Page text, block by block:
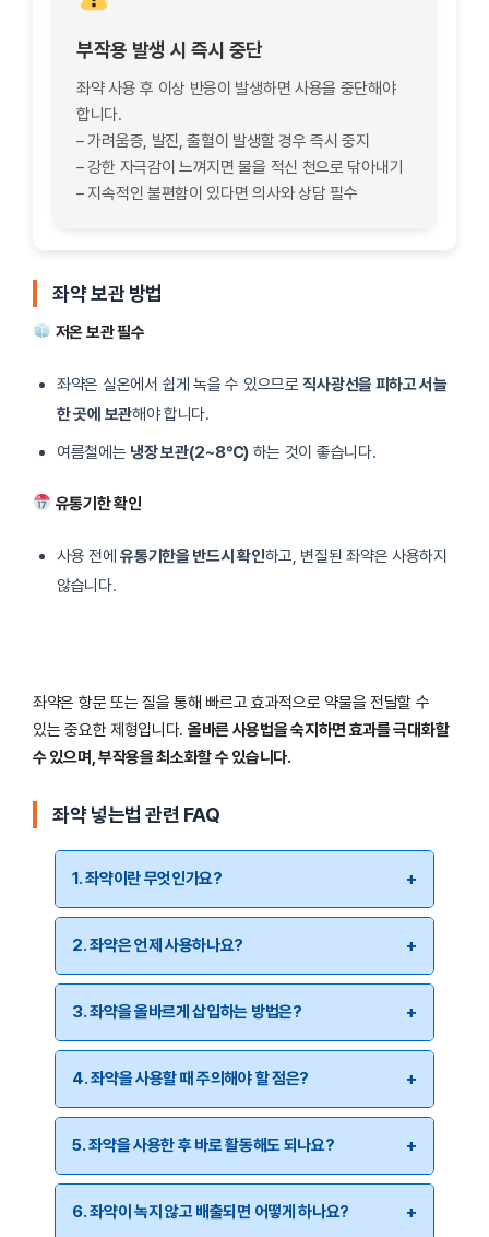
부작용 발생 시 즉시 중단
좌약 사용 후 이상 반응이 발생하면 사용을 중단해야
합니다.
– 가려움증, 발진, 출혈이 발생할 경우 즉시 중지
– 강한 자극감이 느껴지면 물을 적신 천으로 닦아내기
– 지속적인 불편함이 있다면 의사와 상담 필수
좌약 보관 방법
저온 보관 필수
좌약은 실온에서 쉽게 녹을 수 있으므로직사광선을 피하고 서늘
한 곳에 보관해야 합니다.
여름철에는 냉장 보관(2~8℃)하는 것이 좋습니다.
유통기한 확인
사용 전에유통기한을 반드시 확인하고, 변질된 좌약은 사용하지
않습니다.
좌약은 항문 또는 질을 통해 빠르고 효과적으로 약물을 전달할 수
있는 중요한 제형입니다. 올바른 사용법을 숙지하면 효과를 극대화할
수 있으며, 부작용을 최소화할 수 있습니다.
좌약 넣는법 관련 FAQ
1. 좌약이란 무엇인가요?
한 형태입니다. 좌약은 체온에 의해 녹아 점막을 통해
흡수되며, 경구 복용이 어려운 환자에게 사용됩니다. 해열제,
변비 치료제, 진통제 등이 대표적인 좌약 종류입니다.
2. 좌약은 언제 사용하나요?
또는 특정 치료가 필요한 경우 사용됩니다. 대표적인 사용
사례는 다음과 같습니다:
고열을 동반한 어린이에게 해열제로 사용
심한 변비 환자에게 완하제로 사용
수술 후 통증을 완화하기 위한 진통제 좌약
항염증 좌약(치질 치료 등)
3. 좌약을 올바르게 삽입하는 방법은?
을 돕습니다.
왼쪽으로 누워 무릎을 가슴 방향으로 굽힙니다(태아 자
4. 좌약을 사용할 때 주의해야 할 점은?
좌약이 너무 단단할 경우 손으로 살짝 녹이거나 미지근
5. 좌약을 사용한 후 바로 활동해도 되나요?
20~30분 동안 누워 있는 것이 좋습니다. 바로 활동하면
6. 좌약이 녹지 않고 배출되면 어떻게 하나요?